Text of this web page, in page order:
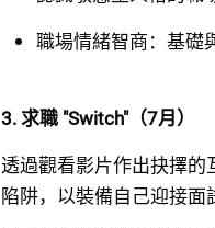
職場情緒智商：基礎
3. 求職 "Switch"（7月）
透過觀看影片作出抉擇
陷阱，以裝備自己迎接面